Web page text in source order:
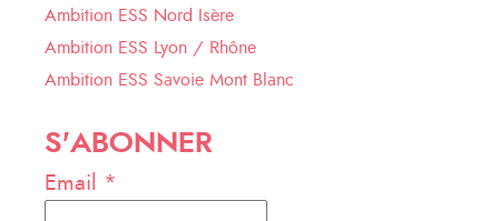
Ambition ESS Nord Isère
Ambition ESS Lyon / Rhône
Ambition ESS Savoie Mont Blanc
S'ABONNER
Email *